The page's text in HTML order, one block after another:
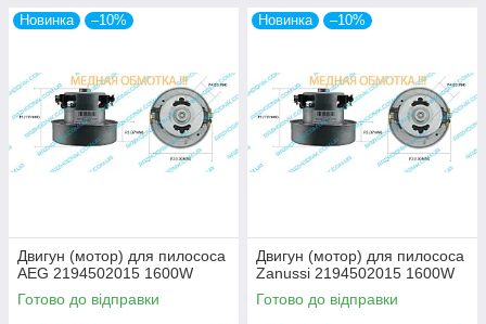
Новинка –10%
Двигун (мотор) для пилососа
AEG 2194502015 1600W
Готово до відправки
Новинка –10%
Двигун (мотор) для пилососа
Zanussi 2194502015 1600W
Готово до відправки